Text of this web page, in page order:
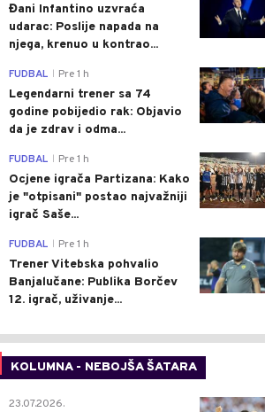
Đani Infantino uzvraća
udarac: Poslije napada na
njega, krenuo u kontrao...
FUDBAL Pre 1 h
Legendarni trener sa 74
godine pobijedio rak: Objavio
da je zdrav i odma...
FUDBAL Pre 1 h
Ocjene igrača Partizana: Kako
je "otpisani" postao najvažniji
igrač Saše...
FUDBAL Pre 1 h
Trener Vitebska pohvalio
Banjalučane: Publika Borčev
12. igrač, uživanje...
KOLUMNA - NEBOJŠA ŠATARA
23.07.2026.